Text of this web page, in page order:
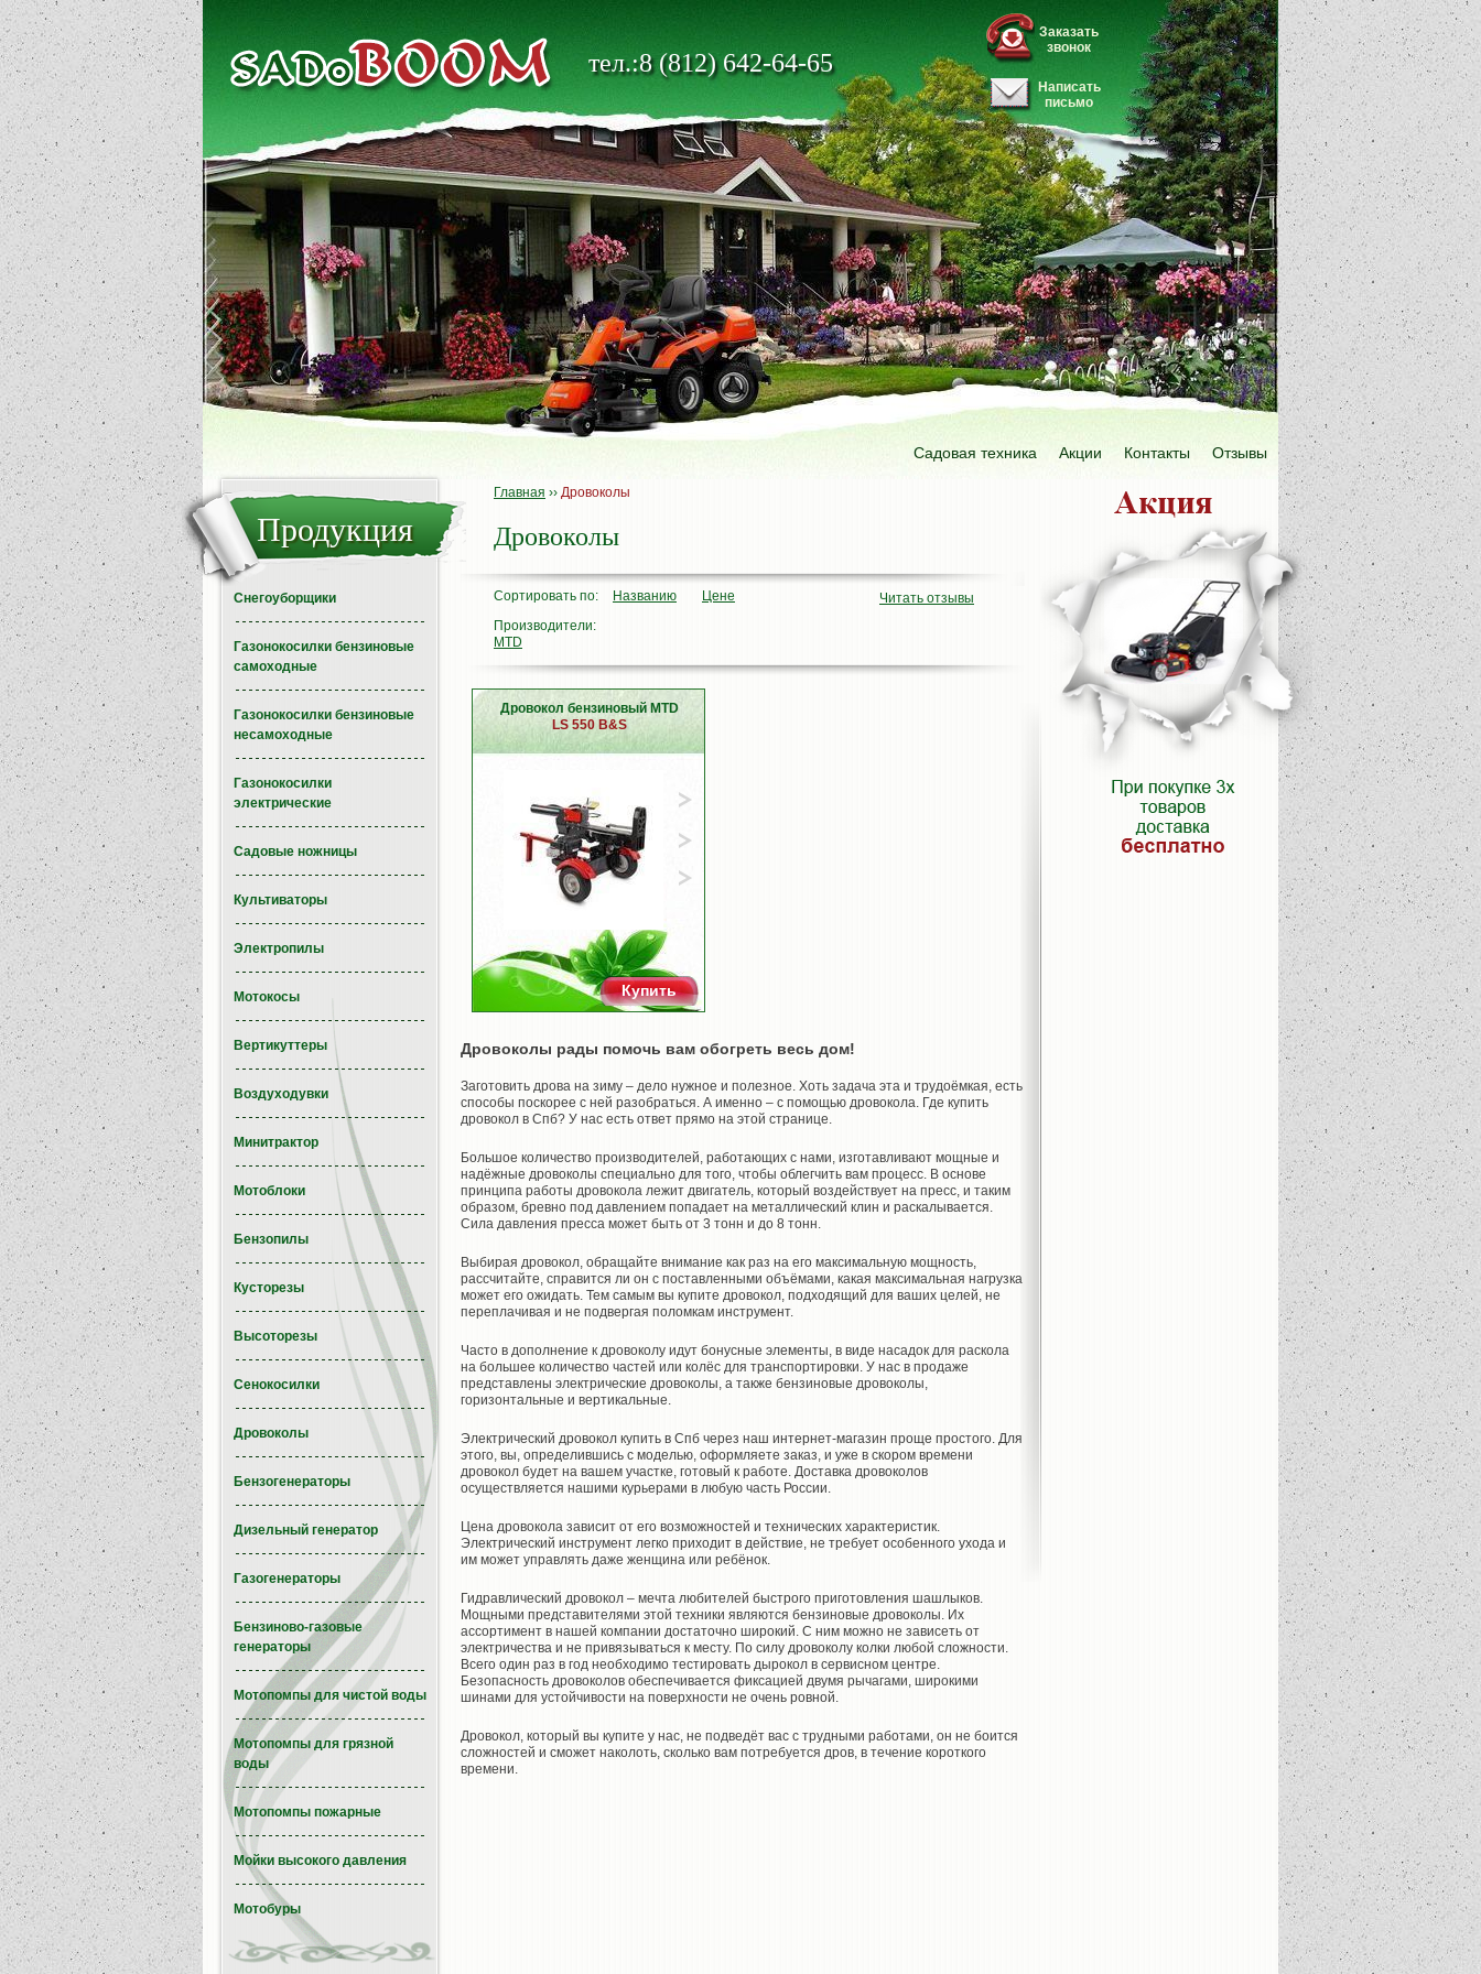
тел.:8 (812) 642-64-65
Заказать
звонок
Написать
письмо
Садовая техника Акции Контакты Отзывы
Главная ›› Дровоколы
Дровоколы
Сортировать по: Названию Цене
Читать отзывы
Производители:
MTD
Дровокол бензиновый MTD
LS 550 B&S
Купить
Дровоколы рады помочь вам обогреть весь дом!
Заготовить дрова на зиму – дело нужное и полезное. Хоть задача эта и трудоёмкая, есть
способы поскорее с ней разобраться. А именно – с помощью дровокола. Где купить
дровокол в Спб? У нас есть ответ прямо на этой странице.
Большое количество производителей, работающих с нами, изготавливают мощные и
надёжные дровоколы специально для того, чтобы облегчить вам процесс. В основе
принципа работы дровокола лежит двигатель, который воздействует на пресс, и таким
образом, бревно под давлением попадает на металлический клин и раскалывается.
Сила давления пресса может быть от 3 тонн и до 8 тонн.
Выбирая дровокол, обращайте внимание как раз на его максимальную мощность,
рассчитайте, справится ли он с поставленными объёмами, какая максимальная нагрузка
может его ожидать. Тем самым вы купите дровокол, подходящий для ваших целей, не
переплачивая и не подвергая поломкам инструмент.
Часто в дополнение к дровоколу идут бонусные элементы, в виде насадок для раскола
на большее количество частей или колёс для транспортировки. У нас в продаже
представлены электрические дровоколы, а также бензиновые дровоколы,
горизонтальные и вертикальные.
Электрический дровокол купить в Спб через наш интернет-магазин проще простого. Для
этого, вы, определившись с моделью, оформляете заказ, и уже в скором времени
дровокол будет на вашем участке, готовый к работе. Доставка дровоколов
осуществляется нашими курьерами в любую часть России.
Цена дровокола зависит от его возможностей и технических характеристик.
Электрический инструмент легко приходит в действие, не требует особенного ухода и
им может управлять даже женщина или ребёнок.
Гидравлический дровокол – мечта любителей быстрого приготовления шашлыков.
Мощными представителями этой техники являются бензиновые дровоколы. Их
ассортимент в нашей компании достаточно широкий. С ним можно не зависеть от
электричества и не привязываться к месту. По силу дровоколу колки любой сложности.
Всего один раз в год необходимо тестировать дырокол в сервисном центре.
Безопасность дровоколов обеспечивается фиксацией двумя рычагами, широкими
шинами для устойчивости на поверхности не очень ровной.
Дровокол, который вы купите у нас, не подведёт вас с трудными работами, он не боится
сложностей и сможет наколоть, сколько вам потребуется дров, в течение короткого
времени.
Продукция
Снегоуборщики
Газонокосилки бензиновые
самоходные
Газонокосилки бензиновые
несамоходные
Газонокосилки
электрические
Садовые ножницы
Культиваторы
Электропилы
Мотокосы
Вертикуттеры
Воздуходувки
Минитрактор
Мотоблоки
Бензопилы
Кусторезы
Высоторезы
Сенокосилки
Дровоколы
Бензогенераторы
Дизельный генератор
Газогенераторы
Бензиново-газовые
генераторы
Мотопомпы для чистой воды
Мотопомпы для грязной
воды
Мотопомпы пожарные
Мойки высокого давления
Мотобуры